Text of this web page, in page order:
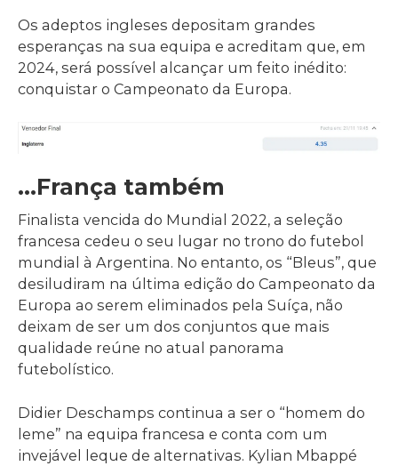
Os adeptos ingleses depositam grandes
esperanças na sua equipa e acreditam que, em
2024, será possível alcançar um feito inédito:
conquistar o Campeonato da Europa.
…França também
Finalista vencida do Mundial 2022, a seleção
francesa cedeu o seu lugar no trono do futebol
mundial à Argentina. No entanto, os “Bleus”, que
desiludiram na última edição do Campeonato da
Europa ao serem eliminados pela Suíça, não
deixam de ser um dos conjuntos que mais
qualidade reúne no atual panorama
futebolístico.
Didier Deschamps continua a ser o “homem do
leme” na equipa francesa e conta com um
invejável leque de alternativas. Kylian Mbappé